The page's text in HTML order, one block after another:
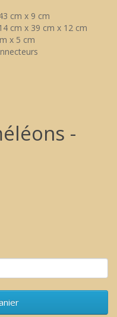
cm x 9 cm
cm x 39 cm x 12 cm
x 5 cm
-